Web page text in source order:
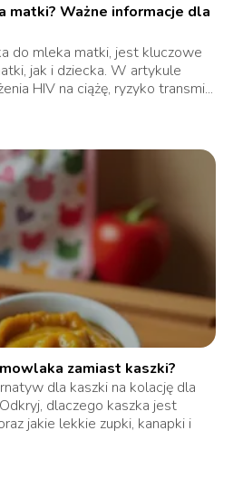
matki? Ważne informacje dla
do mleka matki, jest kluczowe
jak i dziecka. W artykule
HIV na ciążę, ryzyko transmi...
zamiast kaszki?
dla kaszki na kolację dla
dlaczego kaszka jest
jakie lekkie zupki, kanapki i